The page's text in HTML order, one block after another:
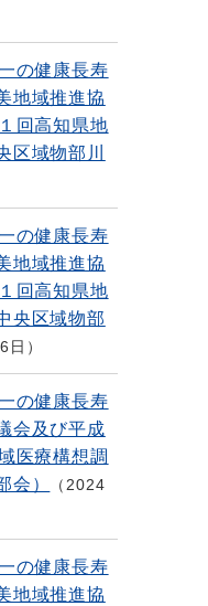
の健康長寿
地域推進協
回高知県地
区域物部川
の健康長寿
地域推進協
回高知県地
央区域物部
日
の健康長寿
会及び平成
医療構想調
会）
2024
の健康長寿
地域推進協